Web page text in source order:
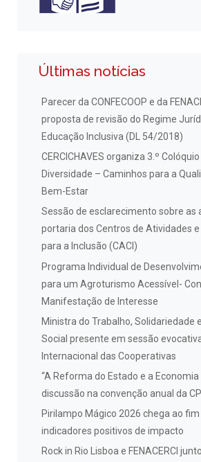
Últimas notícias
Parecer da CONFECOOP e da
proposta de revisão do Regime
Educação Inclusiva (DL 54/2018)
CERCICHAVES organiza 3.º
Diversidade – Caminhos para a
Bem-Estar
Sessão de esclarecimento sobre as
portaria dos Centros de Atividades
para a Inclusão (CACI)
Programa Individual de
para um Agroturismo Acessível-
Manifestação de Interesse
Ministra do Trabalho, Solidariedade
Social presente em sessão
Internacional das Cooperativas
“A Reforma do Estado e a Economia
discussão na convenção anual da
Pirilampo Mágico 2026 chega ao
indicadores positivos de impacto
Rock in Rio Lisboa e FENACERCI